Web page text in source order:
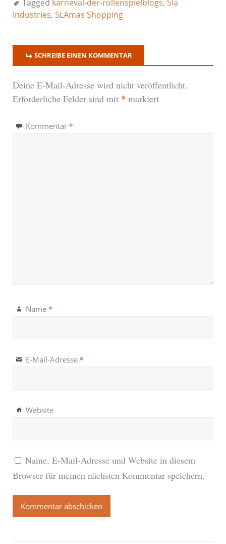
Tagged karneval-der-rollenspielblogs, Sla
Industries, SLAmas Shopping
SCHREIBE EINEN KOMMENTAR
Deine E-Mail-Adresse wird nicht veröffentlicht.
Erforderliche Felder sind mit * markiert
Kommentar *
Name *
E-Mail-Adresse *
Website
Name, E-Mail-Adresse und Website in diesem
Browser für meinen nächsten Kommentar speichern.